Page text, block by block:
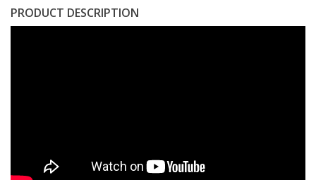
PRODUCT DESCRIPTION